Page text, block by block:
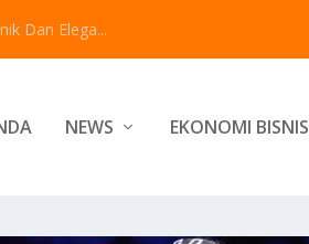
Dan Elega...
NEWS EKONOMI BISNIS